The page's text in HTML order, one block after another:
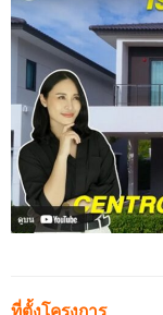
ที่ตั้งโครงการ